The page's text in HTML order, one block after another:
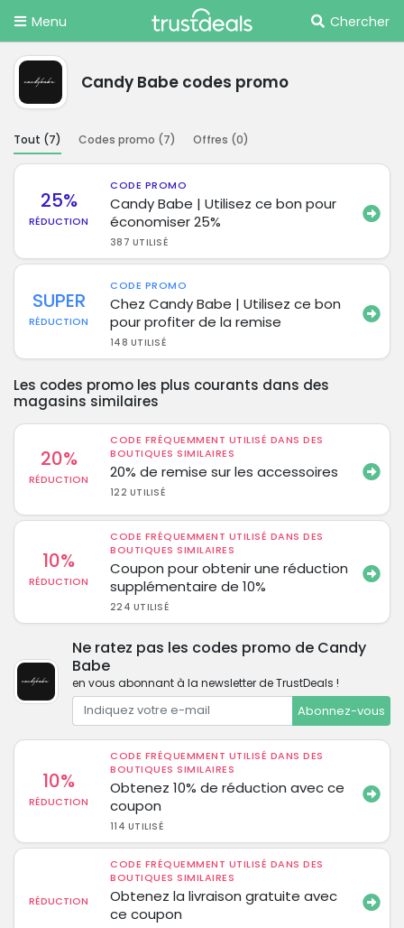
Menu Chercher
Candy Babe codes promo
Tout (7) Codes promo (7) Offres (0)
25%
RÉDUCTION
CODE PROMO
Candy Babe | Utilisez ce bon pour
économiser 25%
387 UTILISÉ
SUPER
RÉDUCTION
CODE PROMO
Chez Candy Babe | Utilisez ce bon
pour profiter de la remise
148 UTILISÉ
Les codes promo les plus courants dans des
magasins similaires
20%
RÉDUCTION
CODE FRÉQUEMMENT UTILISÉ DANS DES
BOUTIQUES SIMILAIRES
20% de remise sur les accessoires
122 UTILISÉ
10%
RÉDUCTION
CODE FRÉQUEMMENT UTILISÉ DANS DES
BOUTIQUES SIMILAIRES
Coupon pour obtenir une réduction
supplémentaire de 10%
224 UTILISÉ
Ne ratez pas les codes promo de Candy
Babe
en vous abonnant à la newsletter de TrustDeals !
Abonnez-vous
10%
RÉDUCTION
CODE FRÉQUEMMENT UTILISÉ DANS DES
BOUTIQUES SIMILAIRES
Obtenez 10% de réduction avec ce
coupon
114 UTILISÉ
RÉDUCTION
CODE FRÉQUEMMENT UTILISÉ DANS DES
BOUTIQUES SIMILAIRES
Obtenez la livraison gratuite avec
ce coupon